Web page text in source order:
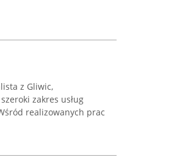
z Gliwic,
zakres usług
realizowanych prac